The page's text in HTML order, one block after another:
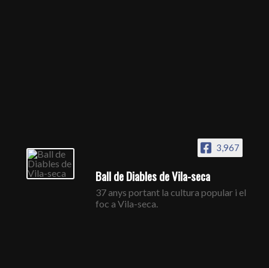
3,967
Ball de Diables de Vila-seca
37 anys portant la cultura popular i el
foc a Vila-seca.